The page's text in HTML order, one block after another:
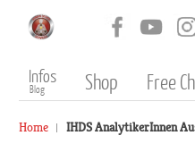
Infos
Blog Shop Free
Home IHDS AnalytikerInnen